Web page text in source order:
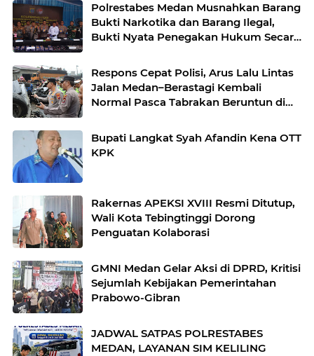
Polrestabes Medan Musnahkan Barang
Bukti Narkotika dan Barang Ilegal,
Bukti Nyata Penegakan Hukum Secara
Respons Cepat Polisi, Arus Lalu Lintas
Jalan Medan–Berastagi Kembali
Normal Pasca Tabrakan Beruntun di
Bupati Langkat Syah Afandin Kena OTT
KPK
Rakernas APEKSI XVIII Resmi Ditutup,
Wali Kota Tebingtinggi Dorong
Penguatan Kolaborasi
GMNI Medan Gelar Aksi di DPRD, Kritisi
Sejumlah Kebijakan Pemerintahan
Prabowo-Gibran
JADWAL SATPAS POLRESTABES
MEDAN, LAYANAN SIM KELILING